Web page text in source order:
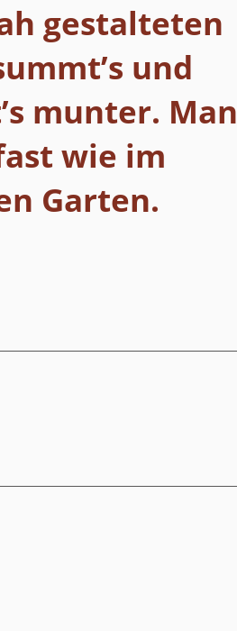
gestalteten
und
munter. Man
wie im
Garten.